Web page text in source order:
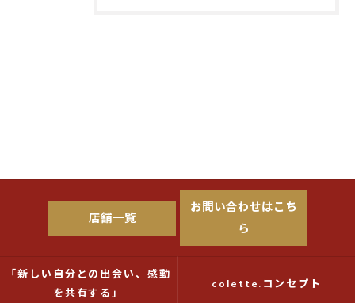
店舗一覧
お問い合わせはこち
ら
「新しい自分との出会い、感動
を共有する」
colette.コンセプト